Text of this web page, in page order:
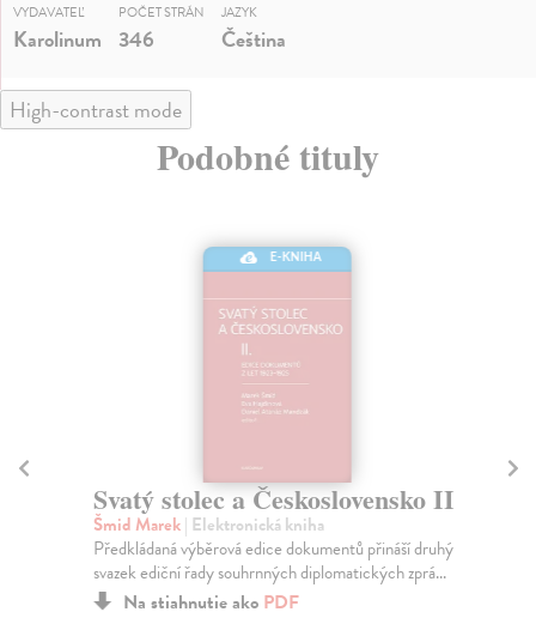
VYDAVATEĽ
Karolinum
POČET STRÁN
346
JAZYK
Čeština
High-contrast mode
Podobné tituly
E-KNIHA
Svatý stolec a Československo II
Šmid Marek| Elektronická kniha
Předkládaná výběrová edice dokumentů přináší druhý
svazek ediční řady souhrnných diplomatických zprá...
Na stiahnutie akoPDF